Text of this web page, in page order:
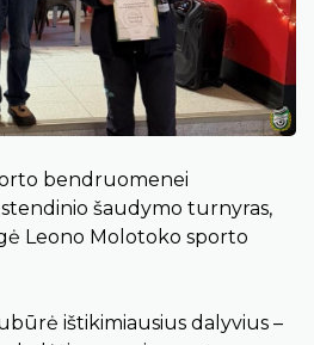
bendruomenei
šaudymo turnyras,
Leono Molotoko sporto
ištikimiausius dalyvius –